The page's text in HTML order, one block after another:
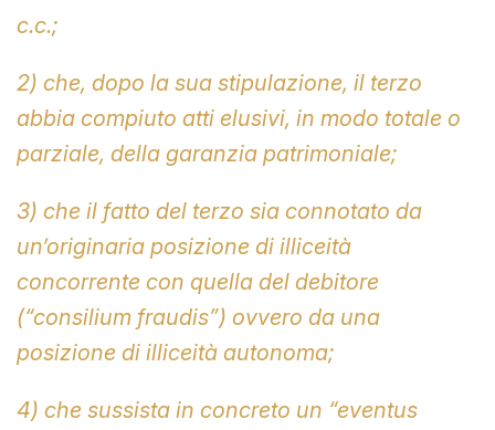
c.c.;
2) che, dopo la sua stipulazione, il terzo
abbia compiuto atti elusivi, in modo totale o
parziale, della garanzia patrimoniale;
3) che il fatto del terzo sia connotato da
un’originaria posizione di illiceità
concorrente con quella del debitore
(“consilium fraudis”) ovvero da una
posizione di illiceità autonoma;
4) che sussista in concreto un “eventus